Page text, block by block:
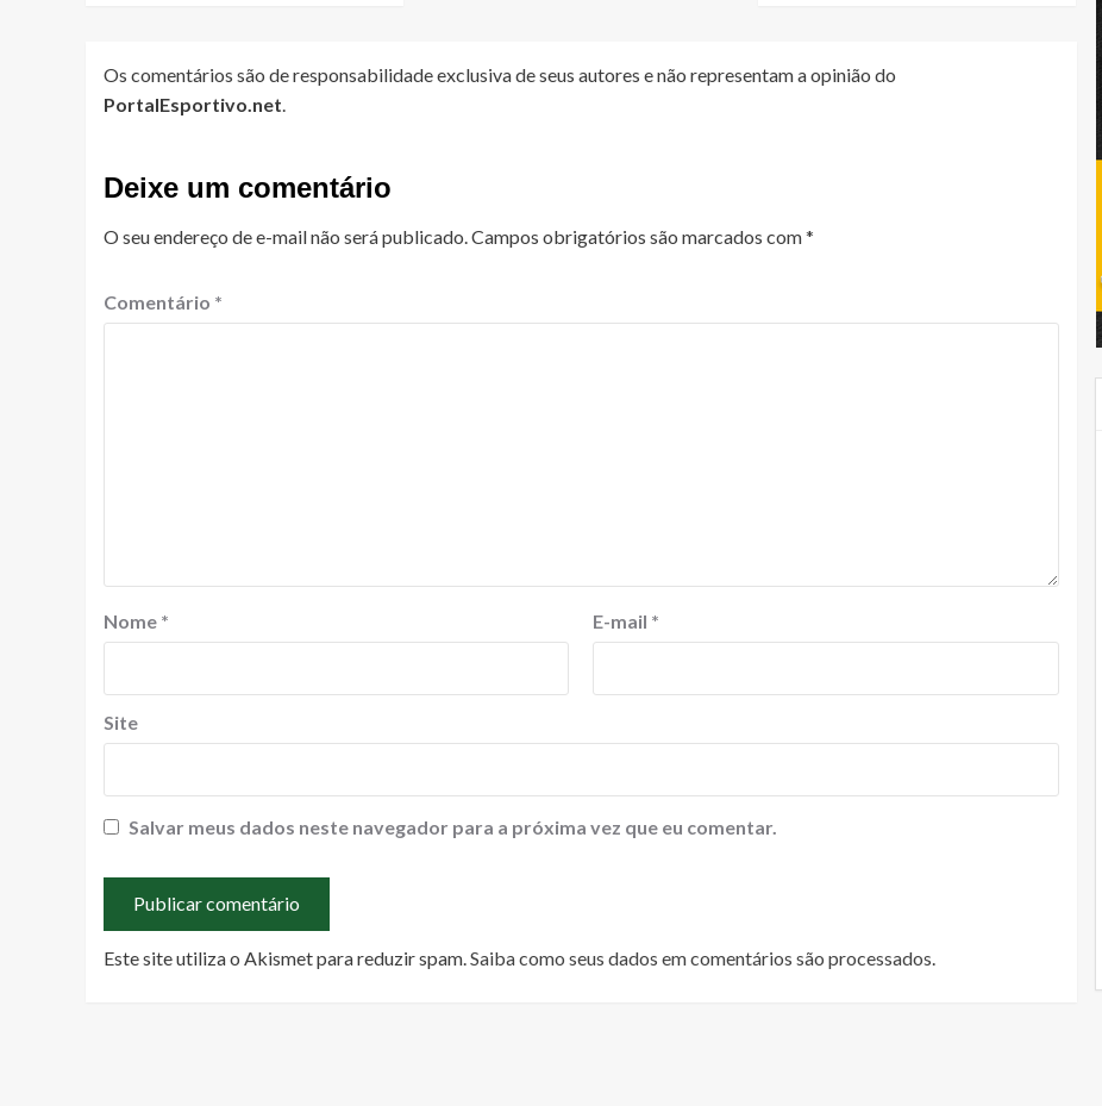
Os comentários são de responsabilidade exclusiva de seus autores e não representam a opinião do
PortalEsportivo.net.
Deixe um comentário
O seu endereço de e-mail não será publicado.Campos obrigatórios são marcados com*
Comentário *
Nome * E-mail *
Site
Salvar meus dados neste navegador para a próxima vez que eu comentar.
Este site utiliza o Akismet para reduzir spam. Saiba como seus dados em comentários são processados